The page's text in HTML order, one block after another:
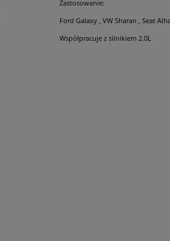
Zastosowanie:
Ford Galaxy , VW Sharan , Seat
Współpracuje z silnikiem 2.0L